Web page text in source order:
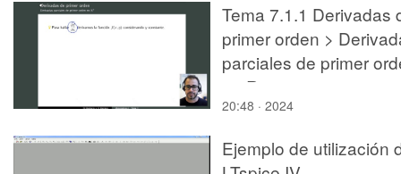
Tema 7.1.1 Derivadas
primer orden >
parciales de primer
en R2
20:48 · 2024
Ejemplo de utilización